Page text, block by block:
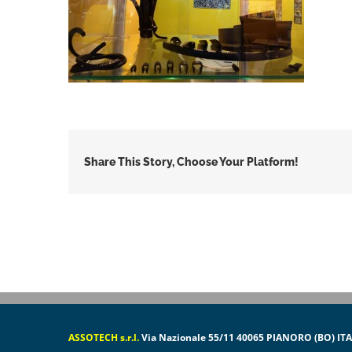
Share This Story, Choose Your Platform!
ASSOTECH s.r.l.Via Nazionale 55/11 40065 PIANORO (BO)